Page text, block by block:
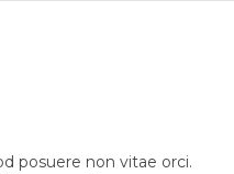
posuere non vitae orci.